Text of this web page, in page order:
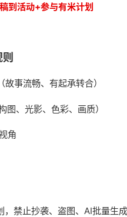
到活动+参与有米计划
故事流畅、有起承转合）
图、光影、色彩、画质）
角
禁止抄袭、盗图、AI批量生成